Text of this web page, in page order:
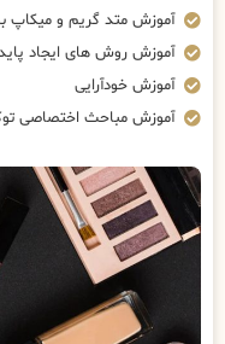
آموزش متد گریم و میکاپ
آموزش روش های ایجاد
آموزش خودآرایی
آموزش مباحث اختصاصی